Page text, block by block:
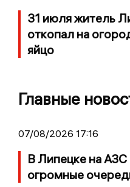
31 июля житель
откопал на
яйцо
Главные
07/08/2026 17:16
В Липецке на АЗС
огромные